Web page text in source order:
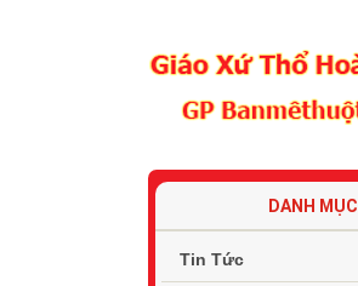
DANH MỤC
Tin Tức